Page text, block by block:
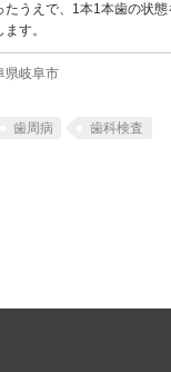
たうえで、1本1本歯の状態
す。
県岐阜市
歯周病 歯科検査